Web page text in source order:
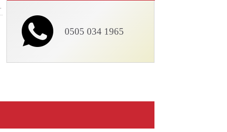
0505 034 1965